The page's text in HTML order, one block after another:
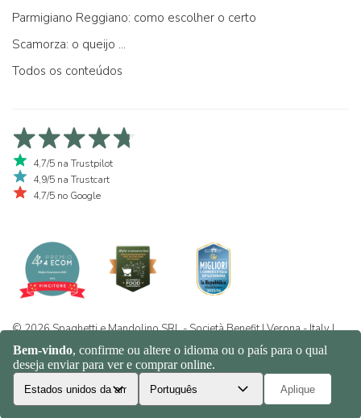
Parmigiano Reggiano: como escolher o certo
Scamorza: o queijo ...
Todos os conteúdos
4,7/5 na Trustpilot
4,9/5 na Trustcart
4,7/5 no Google
© 2026 Spaghetti e Mandolino SRL - Società Benefit | Verona - Italy |
+39 351 865 9444 | P.I. IT04913730232 | Certificazione BIO: IT-BIO-
016.380-0110744.2026.001 | REA VR-455804 | Política de
privacidade e cookies|Sitemap